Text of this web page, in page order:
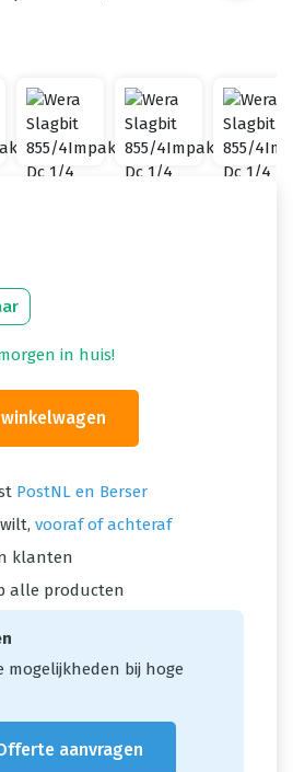
in huis!
PostNL en Berser
vooraf of achteraf
klanten
alle producten
mogelijkheden bij hoge
aanvragen